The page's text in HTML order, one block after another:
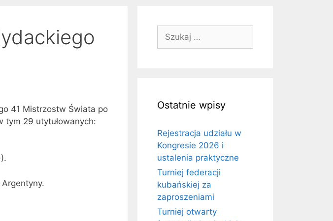
41 Mistrzostw Świata po
tym 29 utytułowanych:
Ostatnie wpisy
Rejestracja udziału w
Kongresie 2026 i
ustalenia praktyczne
Turniej federacji
kubańskiej za
zaproszeniami
Turniej otwarty